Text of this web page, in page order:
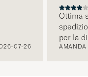
PRECEDENTE
07-26
Ottima
per la
AMANDA